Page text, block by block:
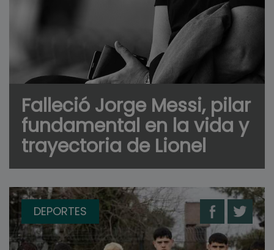
Falleció Jorge Messi, pilar
fundamental en la vida y
trayectoria de Lionel
DEPORTES